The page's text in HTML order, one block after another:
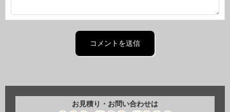
お見積り・お問い合わせは